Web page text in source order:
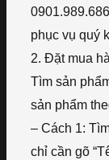
phục vụ quý
2. Đặt mua
Tìm sản
sản phẩm
– Cách 1:
chỉ cần gõ